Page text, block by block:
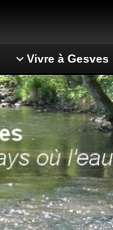
Vivre à Gesves